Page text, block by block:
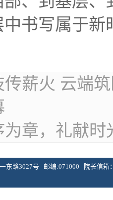
中书写属于
传薪火 云端
为章，礼献
东路3027号 邮编:071000 院长信